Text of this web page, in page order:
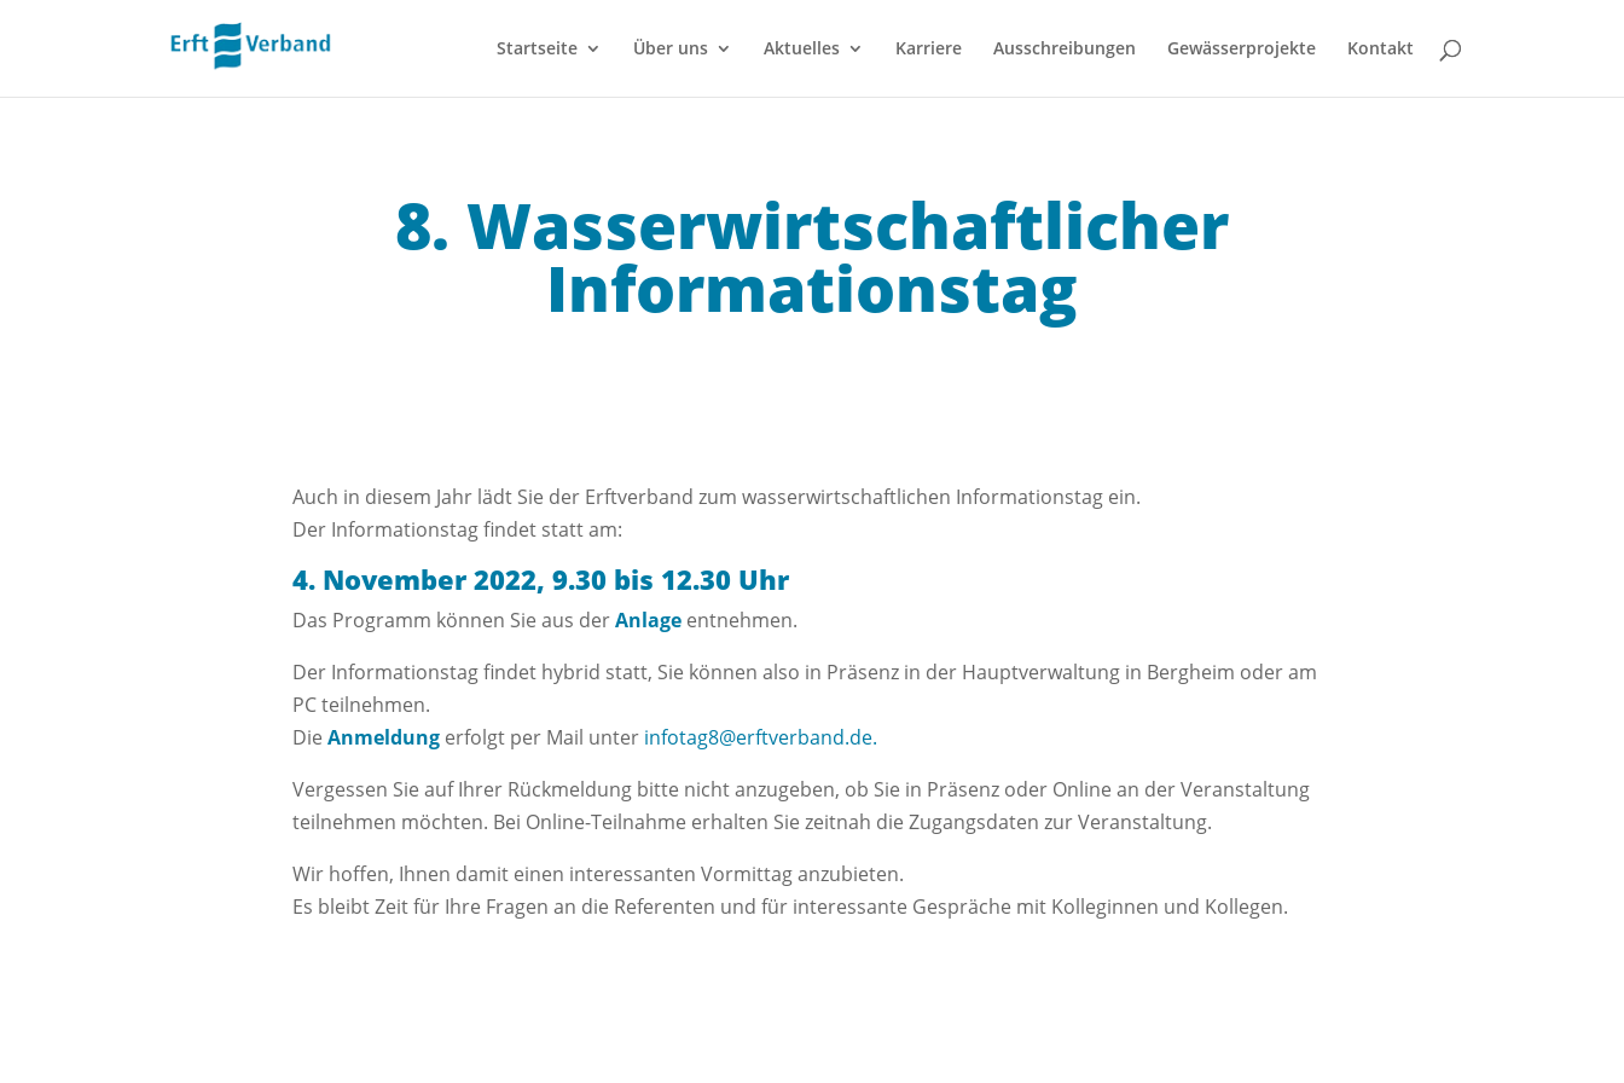
Startseite Über uns Aktuelles Karriere Ausschreibungen Gewässerprojekte Kontakt
8. Wasserwirtschaftlicher
Informationstag
Auch in diesem Jahr lädt Sie der Erftverband zum wasserwirtschaftlichen Informationstag ein.
Der Informationstag findet statt am:
4. November 2022, 9.30 bis 12.30 Uhr
Das Programm können Sie aus derAnlage entnehmen.
Der Informationstag findet hybrid statt, Sie können also in Präsenz in der Hauptverwaltung in Bergheim oder am
PC teilnehmen.
Die Anmeldung erfolgt per Mail unter infotag8@erftverband.de.
Vergessen Sie auf Ihrer Rückmeldung bitte nicht anzugeben, ob Sie in Präsenz oder Online an der Veranstaltung
teilnehmen möchten. Bei Online-Teilnahme erhalten Sie zeitnah die Zugangsdaten zur Veranstaltung.
Wir hoffen, Ihnen damit einen interessanten Vormittag anzubieten.
Es bleibt Zeit für Ihre Fragen an die Referenten und für interessante Gespräche mit Kolleginnen und Kollegen.